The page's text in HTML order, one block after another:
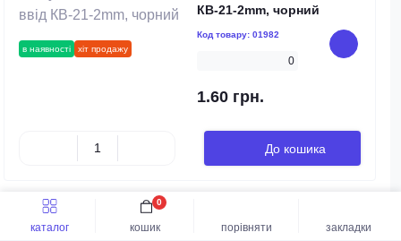
каталог порівняти закладки
кошик
0
в наявності хіт продажу
КВ-21-2mm, чорний
Код товару: 01982
0
1.60 грн.
До кошика
КВ-15-3.8mm, чорний